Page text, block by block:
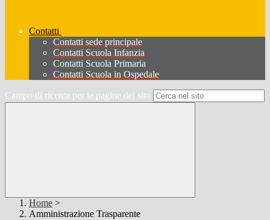
Contatti
Contatti sede principale
Contatti Scuola Infanzia
Contatti Scuola Primaria
Contatti Scuola in Ospedale
Campo di ricerca per le pagine del sito
Home >
Amministrazione Trasparente